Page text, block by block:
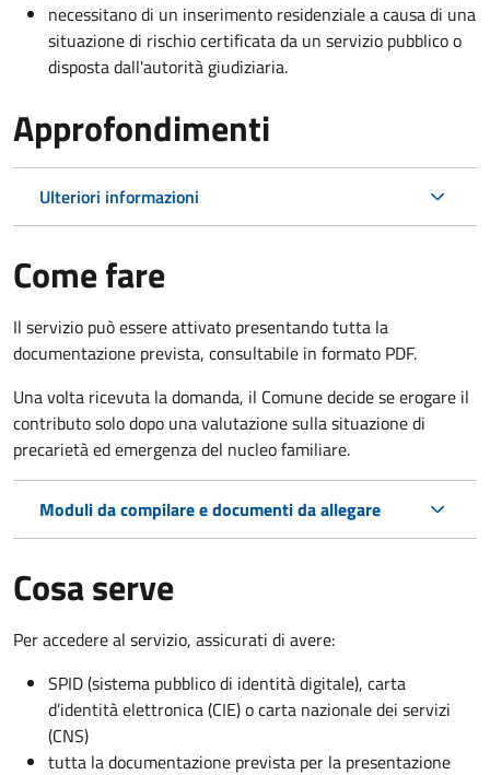
necessitano di un inserimento residenziale a causa di una
situazione di rischio certificata da un servizio pubblico o
disposta dall'autorità giudiziaria.
Approfondimenti
Ulteriori informazioni
Come fare
Il servizio può essere attivato presentando tutta la
documentazione prevista, consultabile in formato PDF.
Una volta ricevuta la domanda, il Comune decide se erogare il
contributo solo dopo una valutazione sulla situazione di
precarietà ed emergenza del nucleo familiare.
Moduli da compilare e documenti da allegare
Cosa serve
Per accedere al servizio, assicurati di avere:
SPID (sistema pubblico di identità digitale), carta
d’identità elettronica (CIE) o carta nazionale dei servizi
(CNS)
tutta la documentazione prevista per la presentazione